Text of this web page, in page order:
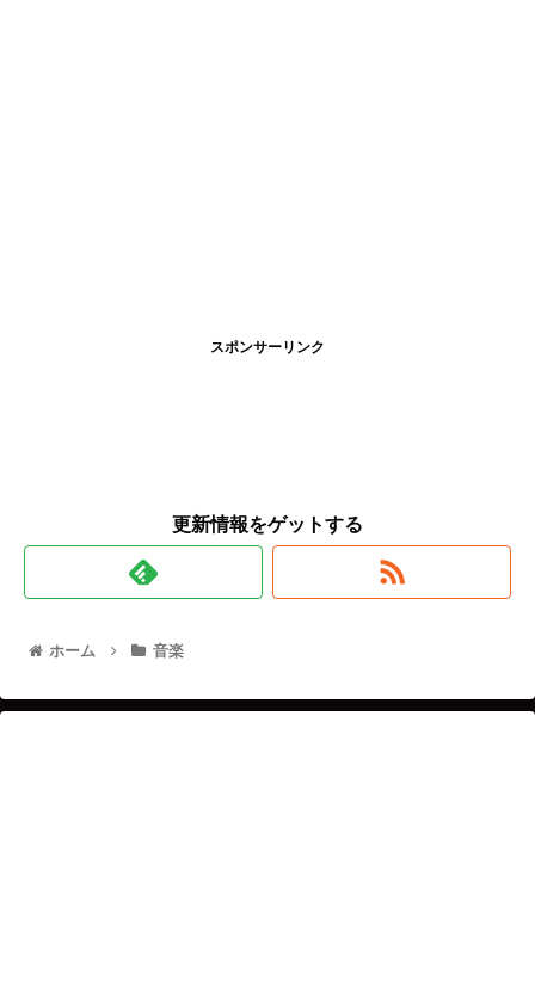
スポンサーリンク
更新情報をゲットする
ホーム 音楽